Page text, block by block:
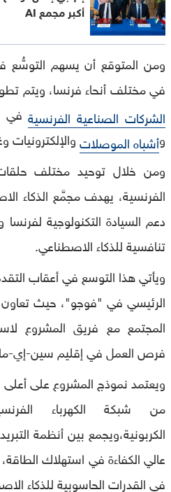
أكبر مجمع AI
ومن المتوقع أن يسهم
في مختلف أنحاء فرنسا، ويتم
الشركات الصناعية الفرنسيةفي
وأشباه الموصلاتوالإلكترونيات
ومن خلال توحيد مختلف
دعم السيادة التكنولوجية
تنافسية للذكاء الاصطناعي.
ويأتي هذا التوسع في أعقاب
الرئيسي في "فوجو"، حيث تعاون
المجتمع مع فريق المشروع
فرص العمل في إقليم سين-إي-
ويعتمد نموذج المشروع على أعلى
من شبكة الكهرباء
الكربونية،ويجمع بين أنظمة
عالي الكفاءة في استهلاك
في القدرات الحاسوبية للذكاء